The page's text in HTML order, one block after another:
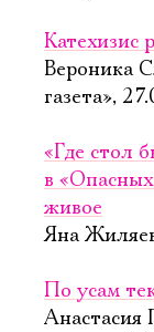
Катехизис
Вероника
газета»,
«Где стол
в «Опасных
живое
Яна
По усам
Анастасия